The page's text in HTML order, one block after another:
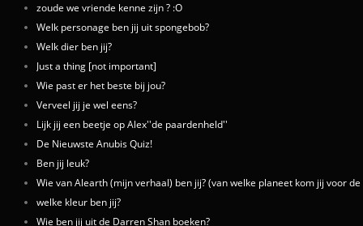
zoude we vriende kenne zijn ? :O
Welk personage ben jij uit spongebob?
Welk dier ben jij?
Just a thing [not important]
Wie past er het beste bij jou?
Verveel jij je wel eens?
Lijk jij een beetje op Alex''de paardenheld''
De Nieuwste Anubis Quiz!
Ben jij leuk?
Wie van Alearth (mijn verhaal) ben jij? (van welke planeet kom jij voor
welke kleur ben jij?
Wie ben jij uit de Darren Shan boeken?